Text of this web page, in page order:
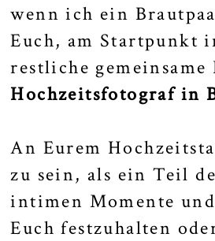
wenn ich ein
Euch, am Startpunkt
restliche gemeinsame
Hochzeitsfotograf in
An Eurem
zu sein, als ein Teil
intimen Momente
Euch festzuhalten